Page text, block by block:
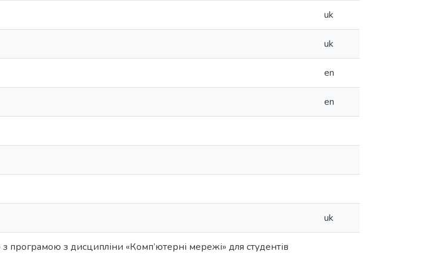
uk
uk
en
en
uk
програмою з дисципліни «Комп’ютерні мережі» для студентів